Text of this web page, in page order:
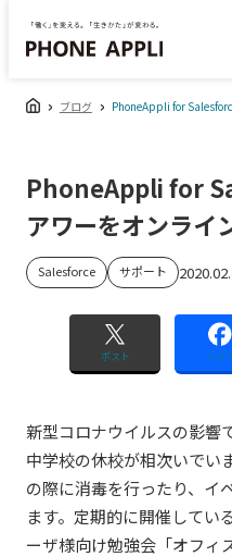
ブログ PhoneAppli for Salesforce｜オフィス・ア
PhoneAppli for
アワーをオンライ
Salesforce サポート
ポスト シェ
新型コロナウイルスの影響
中学校の休校が相次いでい
の際に消毒を行ったり、イ
ます。定期的に開催して
ーザ様向け勉強会「オフィ